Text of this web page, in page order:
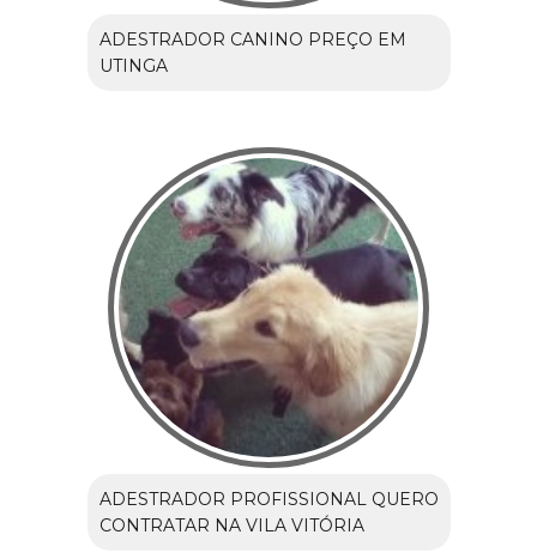
ADESTRADOR CANINO PREÇO EM
UTINGA
ADESTRADOR PROFISSIONAL QUERO
CONTRATAR NA VILA VITÓRIA